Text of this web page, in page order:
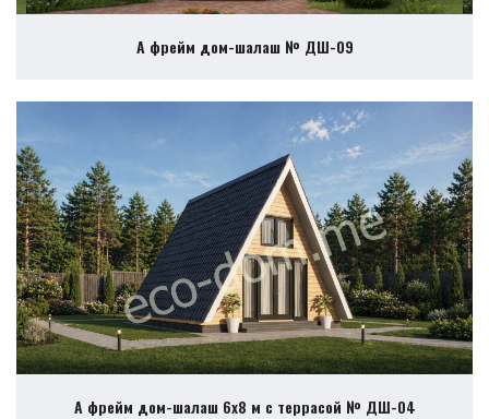
А фрейм дом-шалаш № ДШ-09
А фрейм дом-шалаш 6х8 м с террасой № ДШ-04